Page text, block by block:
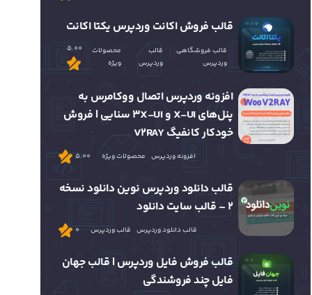
قالب فروش اکانت وردپرس یکتا اکانت
قالب فروشگاهی
وردپرس
قالب
وردپرس
محصولات
ویژه
5.00
افزونه وردپرس اتصال ووکامرس به
پنل‌های X-UI و 3X-UI سنایی | فروش
خودکار کانفیگ V2RAY
افزونه وردپرس محصولات ویژه 5.00
قالب دانلود وردپرس نوین دانلود نسخه
2 – قالب سایت دانلود
قالب دانلود وردپرس قالب وردپرس 0
قالب فروش فایل وردپرس | قالب جهان
فایل چند فروشندگی